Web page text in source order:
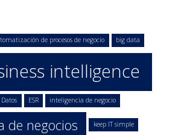
de procesos de negocio big data
intelligence
Datos ESR inteligencia de negocio
de negocios keep IT simple